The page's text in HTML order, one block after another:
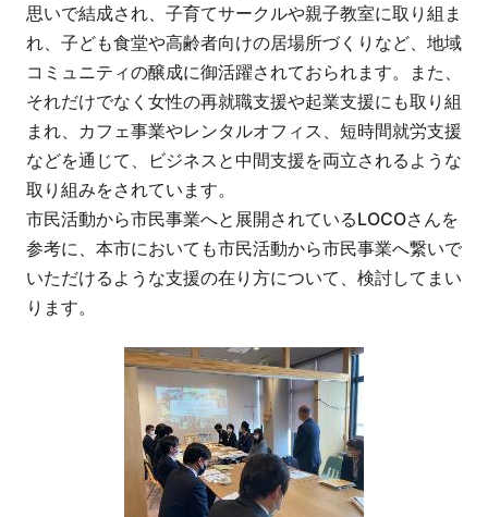
思いで結成され、子育てサークルや親子教室に取り組ま
れ、子ども食堂や高齢者向けの居場所づくりなど、地域
コミュニティの醸成に御活躍されておられます。また、
それだけでなく女性の再就職支援や起業支援にも取り組
まれ、カフェ事業やレンタルオフィス、短時間就労支援
などを通じて、ビジネスと中間支援を両立されるような
取り組みをされています。
市民活動から市民事業へと展開されているLOCOさんを
参考に、本市においても市民活動から市民事業へ繋いで
いただけるような支援の在り方について、検討してまい
ります。